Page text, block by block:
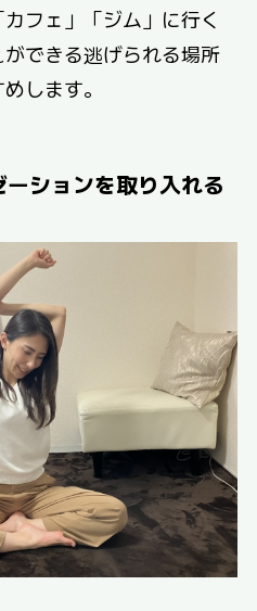
フェ」「ジム」に行く
できる逃げられる場所
します。
ションを取り入れる